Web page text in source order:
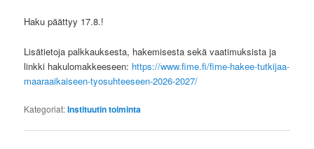
Haku päättyy 17.8.!
Lisätietoja palkkauksesta, hakemisesta sekä vaatimuksista ja
linkki hakulomakkeeseen: https://www.fime.fi/fime-hakee-tutkijaa-
maaraaikaiseen-tyosuhteeseen-2026-2027/
Kategoriat:Instituutin toiminta